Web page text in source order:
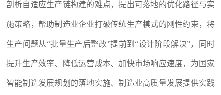
剖析自适应生产链构建的难点，提出可落地的优化路径与实
施策略，帮助制造业企业打破传统生产模式的刚性约束，将
生产问题从“批量生产后整改”提前到“设计阶段解决”，同时
提升生产效率、降低运营成本、加快市场响应速度，为国家
智能制造发展规划的落地实施、制造业高质量发展提供实践